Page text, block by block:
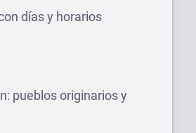
días y horarios
pueblos originarios y